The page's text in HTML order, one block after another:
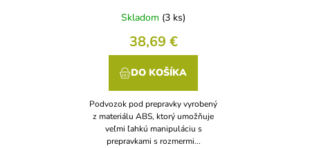
Skladom (3 ks)
38,69 €
DO KOŠÍKA
Podvozok pod prepravky vyrobený
z materiálu ABS, ktorý umožňuje
veľmi ľahkú manipuláciu s
prepravkami s rozmermi...